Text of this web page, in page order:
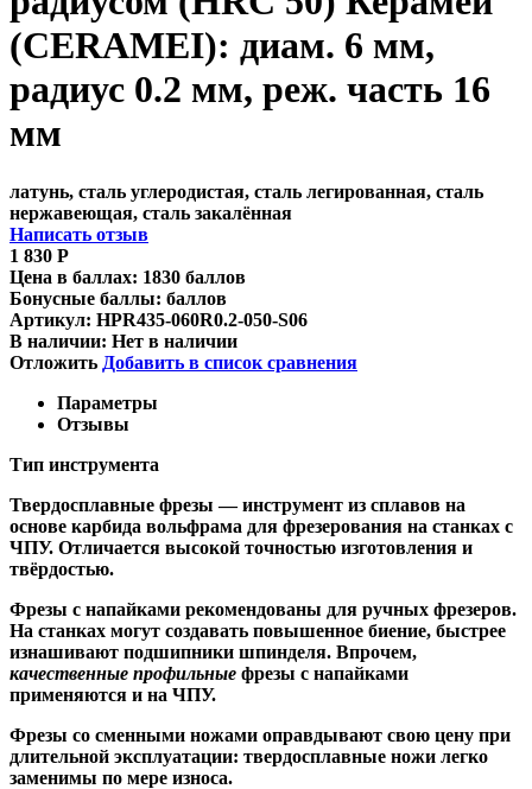
(CERAMEI): диам. 6 мм,
радиус 0.2 мм, реж. часть 16
мм
латунь, сталь углеродистая, сталь легированная, сталь
нержавеющая, сталь закалённая
Написать отзыв
1 830 Р
Цена в баллах: 1830 баллов
Бонусные баллы: баллов
Артикул: HPR435-060R0.2-050-S06
В наличии: Нет в наличии
Отложить Добавить в список сравнения
Параметры
Отзывы
Тип инструмента
Твердосплавные фрезы — инструмент из сплавов на
основе карбида вольфрама для фрезерования на станках с
ЧПУ. Отличается высокой точностью изготовления и
твёрдостью.
Фрезы с напайками рекомендованы для ручных фрезеров.
На станках могут создавать повышенное биение, быстрее
изнашивают подшипники шпинделя. Впрочем,
качественные профильные фрезы с напайками
применяются и на ЧПУ.
Фрезы со сменными ножами оправдывают свою цену при
длительной эксплуатации: твердосплавные ножи легко
заменимы по мере износа.